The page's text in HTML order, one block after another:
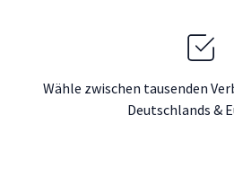
Wähle zwischen tausenden
Deutschlands &